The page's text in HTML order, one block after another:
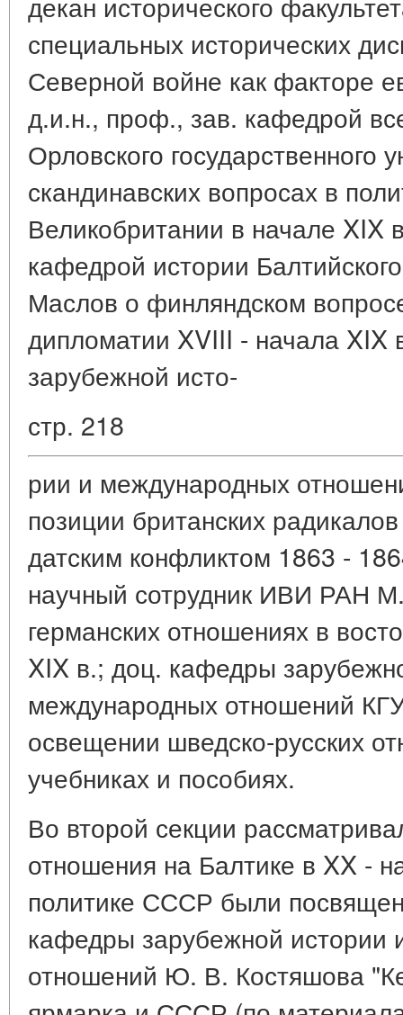
специальных исторических
Северной войне как факторе
д.и.н., проф., зав. кафедрой
Орловского государственного
скандинавских вопросах в
Великобритании в начале XIX
кафедрой истории
Маслов о финляндском
дипломатии XVIII - начала
зарубежной исто-
стр. 218
рии и международных
позиции британских
датским конфликтом 1863 -
научный сотрудник ИВИ РАН
германских отношениях в
XIX в.; доц. кафедры
международных отношений
освещении шведско-русских
учебниках и пособиях.
Во второй секции
отношения на Балтике в XX -
политике СССР были
кафедры зарубежной истории
отношений Ю. В. Костяшова